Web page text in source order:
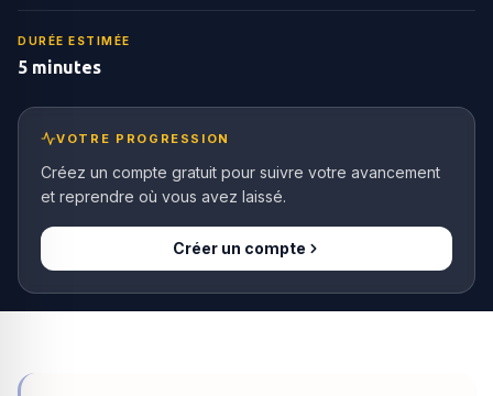
DURÉE ESTIMÉE
5 minutes
VOTRE PROGRESSION
Créez un compte gratuit pour suivre votre avancement
et reprendre où vous avez laissé.
Créer un compte